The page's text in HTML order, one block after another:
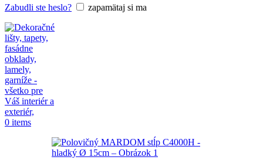
Zabudli ste heslo? zapamätaj si ma
0 items